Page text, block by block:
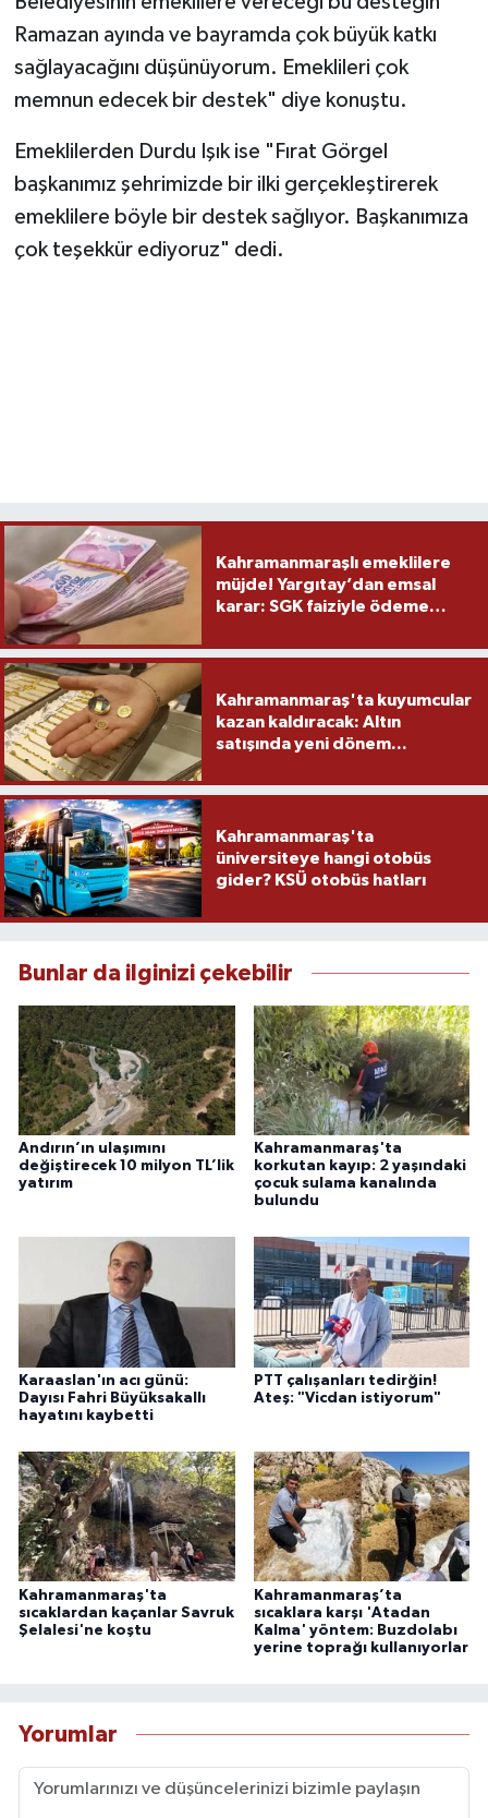
Ramazan ayında ve bayramda çok büyük katkı
sağlayacağını düşünüyorum. Emeklileri çok
memnun edecek bir destek" diye konuştu.
Emeklilerden Durdu Işık ise "Fırat Görgel
başkanımız şehrimizde bir ilki gerçekleştirerek
emeklilere böyle bir destek sağlıyor. Başkanımıza
çok teşekkür ediyoruz" dedi.
Kahramanmaraşlı emeklilere
müjde! Yargıtay’dan emsal
karar: SGK faiziyle ödeme
Kahramanmaraş'ta kuyumcular
kazan kaldıracak: Altın
satışında yeni dönem...
Kahramanmaraş'ta
üniversiteye hangi otobüs
gider? KSÜ otobüs hatları
Bunlar da ilginizi çekebilir
Andırın’ın ulaşımını
değiştirecek 10 milyon TL’lik
yatırım
Kahramanmaraş'ta
korkutan kayıp: 2 yaşındaki
çocuk sulama kanalında
bulundu
Karaaslan'ın acı günü:
Dayısı Fahri Büyüksakallı
hayatını kaybetti
PTT çalışanları tedirğin!
Ateş: "Vicdan istiyorum"
Kahramanmaraş'ta
sıcaklardan kaçanlar Savruk
Şelalesi'ne koştu
Kahramanmaraş’ta
sıcaklara karşı 'Atadan
Kalma' yöntem: Buzdolabı
yerine toprağı kullanıyorlar
Yorumlar